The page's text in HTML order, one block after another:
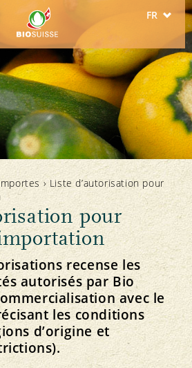
FR
IT
EN
ES
› Liste d’autorisation pour
pour
recense les
autorisés par Bio
avec le
les conditions
d’origine et